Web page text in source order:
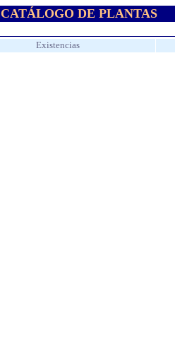
CATÁLOGO DE PLANTAS
Existencias